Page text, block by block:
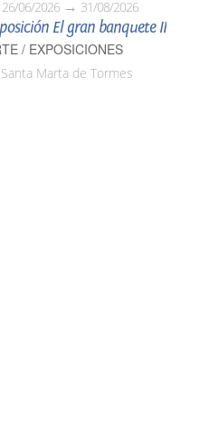
26/06/2026 31/08/2026
El gran banquete II
/ EXPOSICIONES
Santa Marta de Tormes